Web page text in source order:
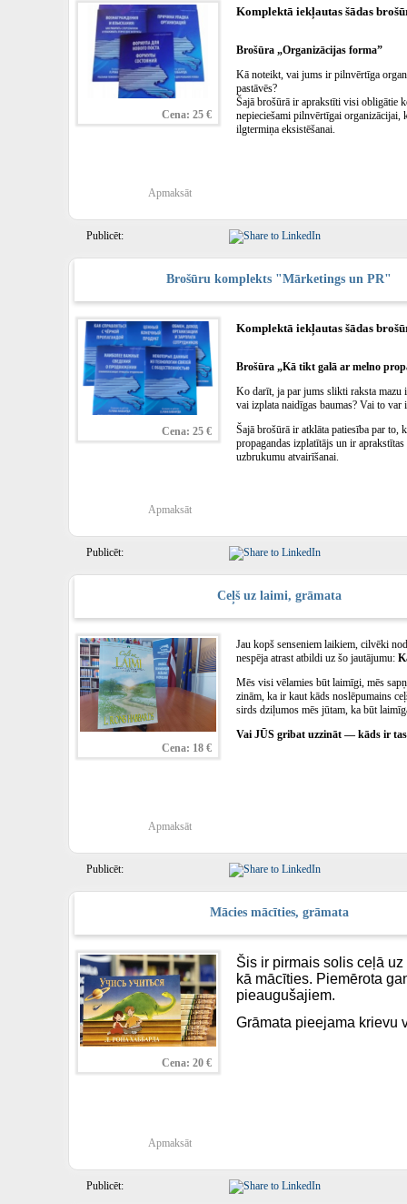
Cena: 25 €
Komplektā iekļautas šādas
Brošūra „Organizācijas forma”
Kā noteikt, vai jums ir pilnvērtīga
pastāvēs?
Šajā brošūrā ir aprakstīti visi obligātie
nepieciešami pilnvērtīgai organizācijai,
ilgtermiņa eksistēšanai.
Apmaksāt
Publicēt:
Brošūru komplekts "Mārketings un PR"
Cena: 25 €
Komplektā iekļautas šādas
Brošūra „Kā tikt galā ar melno
Ko darīt, ja par jums slikti raksta mazu
vai izplata naidīgas baumas? Vai to var
Šajā brošūrā ir atklāta patiesība par to,
propagandas izplatītājs un ir
uzbrukumu atvairīšanai.
Apmaksāt
Publicēt:
Ceļš uz laimi, grāmata
Cena: 18 €
Jau kopš senseniem laikiem, cilvēki
nespēja atrast atbildi uz šo jautājumu:
Mēs visi vēlamies būt laimīgi, mēs
zinām, ka ir kaut kāds noslēpumains
sirds dziļumos mēs jūtam, ka būt
Vai JŪS gribat uzzināt — kāds ir
Apmaksāt
Publicēt:
Mācies mācīties, grāmata
Cena: 20 €
Šis ir pirmais solis ceļā
kā mācīties. Piemērota
pieaugušajiem.
Grāmata pieejama krievu
Apmaksāt
Publicēt: